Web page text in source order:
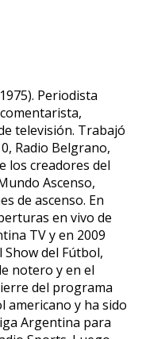
Periodista
televisión. Trabajó
Radio Belgrano,
los creadores del
Ascenso,
de ascenso. En
en vivo de
TV y en 2009
del Fútbol,
notero y en el
del programa
americano y ha sido
Argentina para